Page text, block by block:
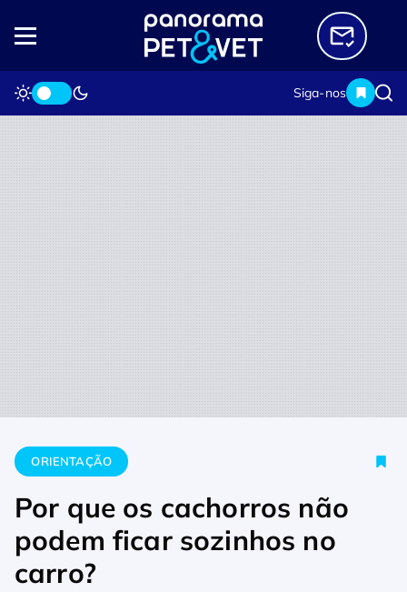
Siga-nos
Home Orientação Por que os cachorros não podem ficar
ORIENTAÇÃO
Por que os cachorros não
podem ficar sozinhos no
carro?